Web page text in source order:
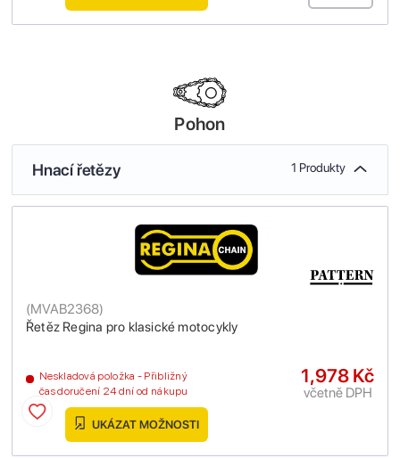
Pohon
Hnací řetězy 1 Produkty
Řetěz Regina pro klasické motocykly
(MVAB2368)
Neskladová položka - Přibližný
čas doručení 24 dní od nákupu
1,978 Kč
včetně DPH
UKÁZAT MOŽNOSTI